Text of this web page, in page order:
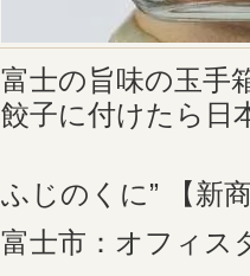
富士の旨味の玉手
餃子に付けたら日
ふじのくに” 【新
富士市：オフィス